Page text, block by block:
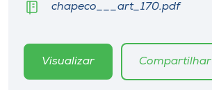
chapeco___art_170.pdf
Visualizar Compartilhar